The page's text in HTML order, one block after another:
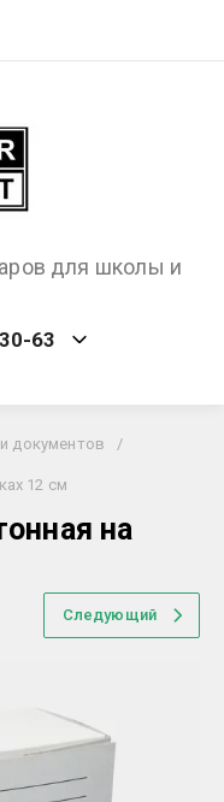
для школы и
63
документов
/
12 см
на
Следующий